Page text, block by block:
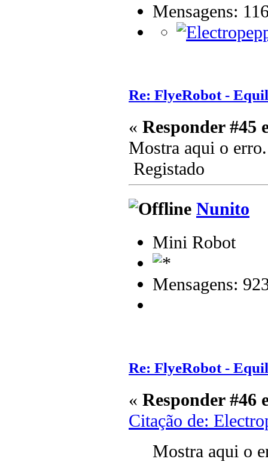
Mensagens:
Re: FlyeRobot -
« Responder #45
Mostra aqui o erro.
Registado
Nunito
Mini Robot
Mensagens:
Re: FlyeRobot -
« Responder #46
Citação de:
Mostra aqui o